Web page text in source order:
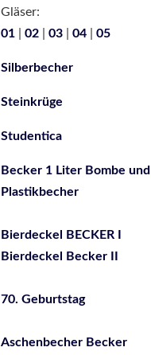
Gläser:
01
02 03 04 05
Silberbecher
Steinkrüge
Studentica
Becker 1 Liter Bombe und
Plastikbecher
Bierdeckel BECKER I
Bierdeckel Becker II
70. Geburtstag
Aschenbecher Becker